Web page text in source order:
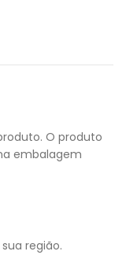
O produto
embalagem
região.